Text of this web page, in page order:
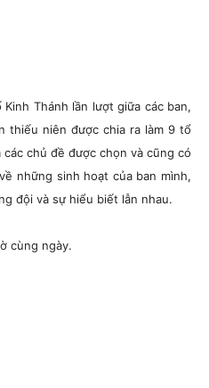
Thánh lần lượt giữa các ban,
thiếu niên được chia ra làm 9 tổ
chủ đề được chọn và cũng có
những sinh hoạt của ban mình,
đội và sự hiểu biết lẫn nhau.
cùng ngày.